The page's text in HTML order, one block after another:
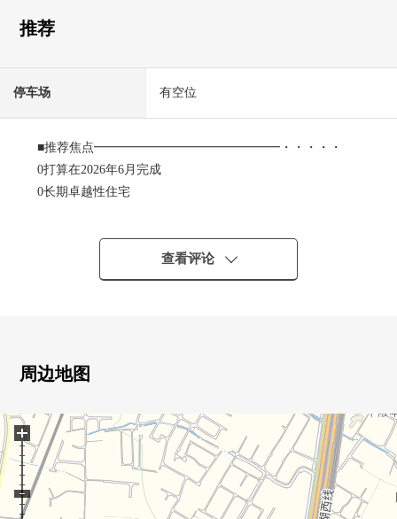
推荐
停车场 有空位
■推荐焦点━━━━━━━━━━━━━━━・・・・・
0打算在2026年6月完成
0长期卓越性住宅
0全部电化住宅
查看评论
周边地图
+